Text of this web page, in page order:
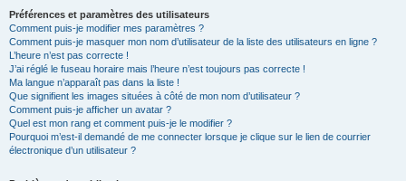
Préférences et paramètres des utilisateurs
Comment puis-je modifier mes paramètres ?
Comment puis-je masquer mon nom d’utilisateur de la liste des utilisateurs en ligne ?
L’heure n’est pas correcte !
J’ai réglé le fuseau horaire mais l’heure n’est toujours pas correcte !
Ma langue n’apparaît pas dans la liste !
Que signifient les images situées à côté de mon nom d’utilisateur ?
Comment puis-je afficher un avatar ?
Quel est mon rang et comment puis-je le modifier ?
Pourquoi m’est-il demandé de me connecter lorsque je clique sur le lien de courrier
électronique d’un utilisateur ?